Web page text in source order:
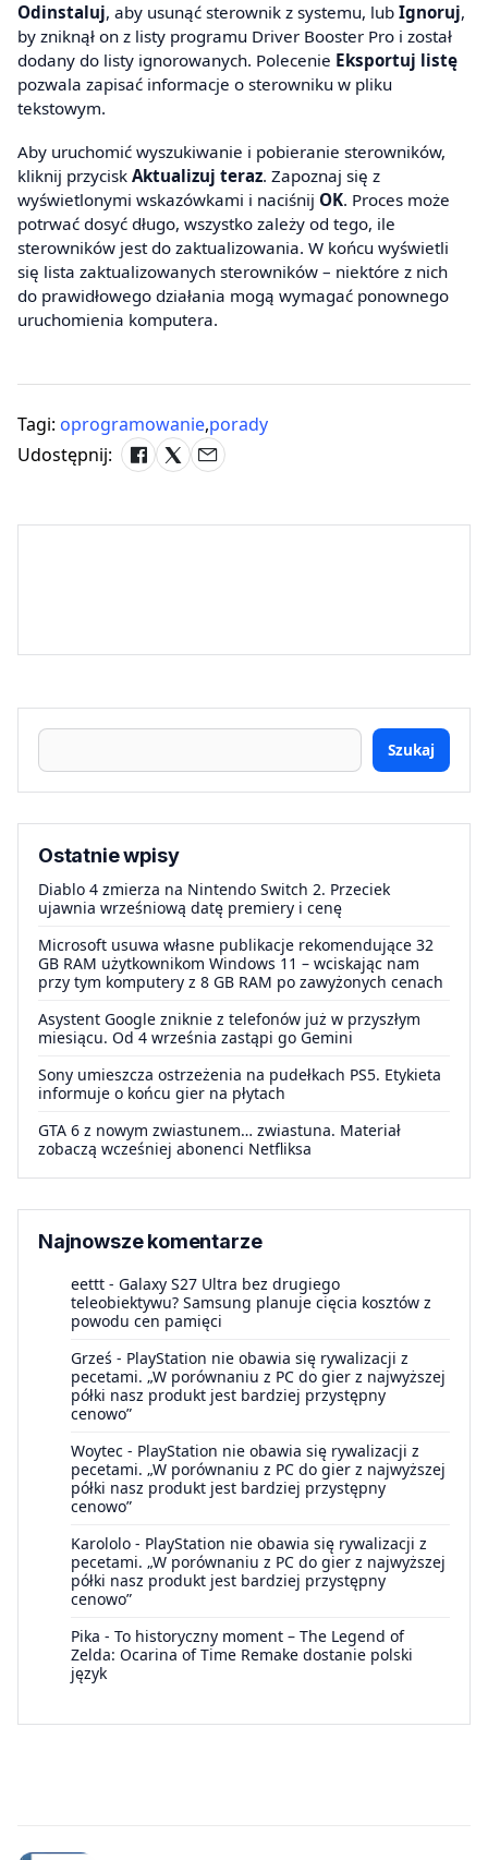
Odinstaluj, aby usunąć sterownik z systemu, lub Ignoruj,
by zniknął on z listy programu Driver Booster Pro i został
dodany do listy ignorowanych. Polecenie Eksportuj listę
pozwala zapisać informacje o sterowniku w pliku
tekstowym.
Aby uruchomić wyszukiwanie i pobieranie sterowników,
kliknij przycisk Aktualizuj teraz. Zapoznaj się z
wyświetlonymi wskazówkami i naciśnij OK. Proces może
potrwać dosyć długo, wszystko zależy od tego, ile
sterowników jest do zaktualizowania. W końcu wyświetli
się lista zaktualizowanych sterowników – niektóre z nich
do prawidłowego działania mogą wymagać ponownego
uruchomienia komputera.
Tagi: oprogramowanie,porady
Udostępnij:
Szukaj
Ostatnie wpisy
Diablo 4 zmierza na Nintendo Switch 2. Przeciek
ujawnia wrześniową datę premiery i cenę
Microsoft usuwa własne publikacje rekomendujące 32
GB RAM użytkownikom Windows 11 – wciskając nam
przy tym komputery z 8 GB RAM po zawyżonych cenach
Asystent Google zniknie z telefonów już w przyszłym
miesiącu. Od 4 września zastąpi go Gemini
Sony umieszcza ostrzeżenia na pudełkach PS5. Etykieta
informuje o końcu gier na płytach
GTA 6 z nowym zwiastunem… zwiastuna. Materiał
zobaczą wcześniej abonenci Netfliksa
Najnowsze komentarze
eettt - Galaxy S27 Ultra bez drugiego
teleobiektywu? Samsung planuje cięcia kosztów z
powodu cen pamięci
Grześ - PlayStation nie obawia się rywalizacji z
pecetami. „W porównaniu z PC do gier z najwyższej
półki nasz produkt jest bardziej przystępny
cenowo”
Woytec - PlayStation nie obawia się rywalizacji z
pecetami. „W porównaniu z PC do gier z najwyższej
półki nasz produkt jest bardziej przystępny
cenowo”
Karololo - PlayStation nie obawia się rywalizacji z
pecetami. „W porównaniu z PC do gier z najwyższej
półki nasz produkt jest bardziej przystępny
cenowo”
Pika - To historyczny moment – The Legend of
Zelda: Ocarina of Time Remake dostanie polski
język